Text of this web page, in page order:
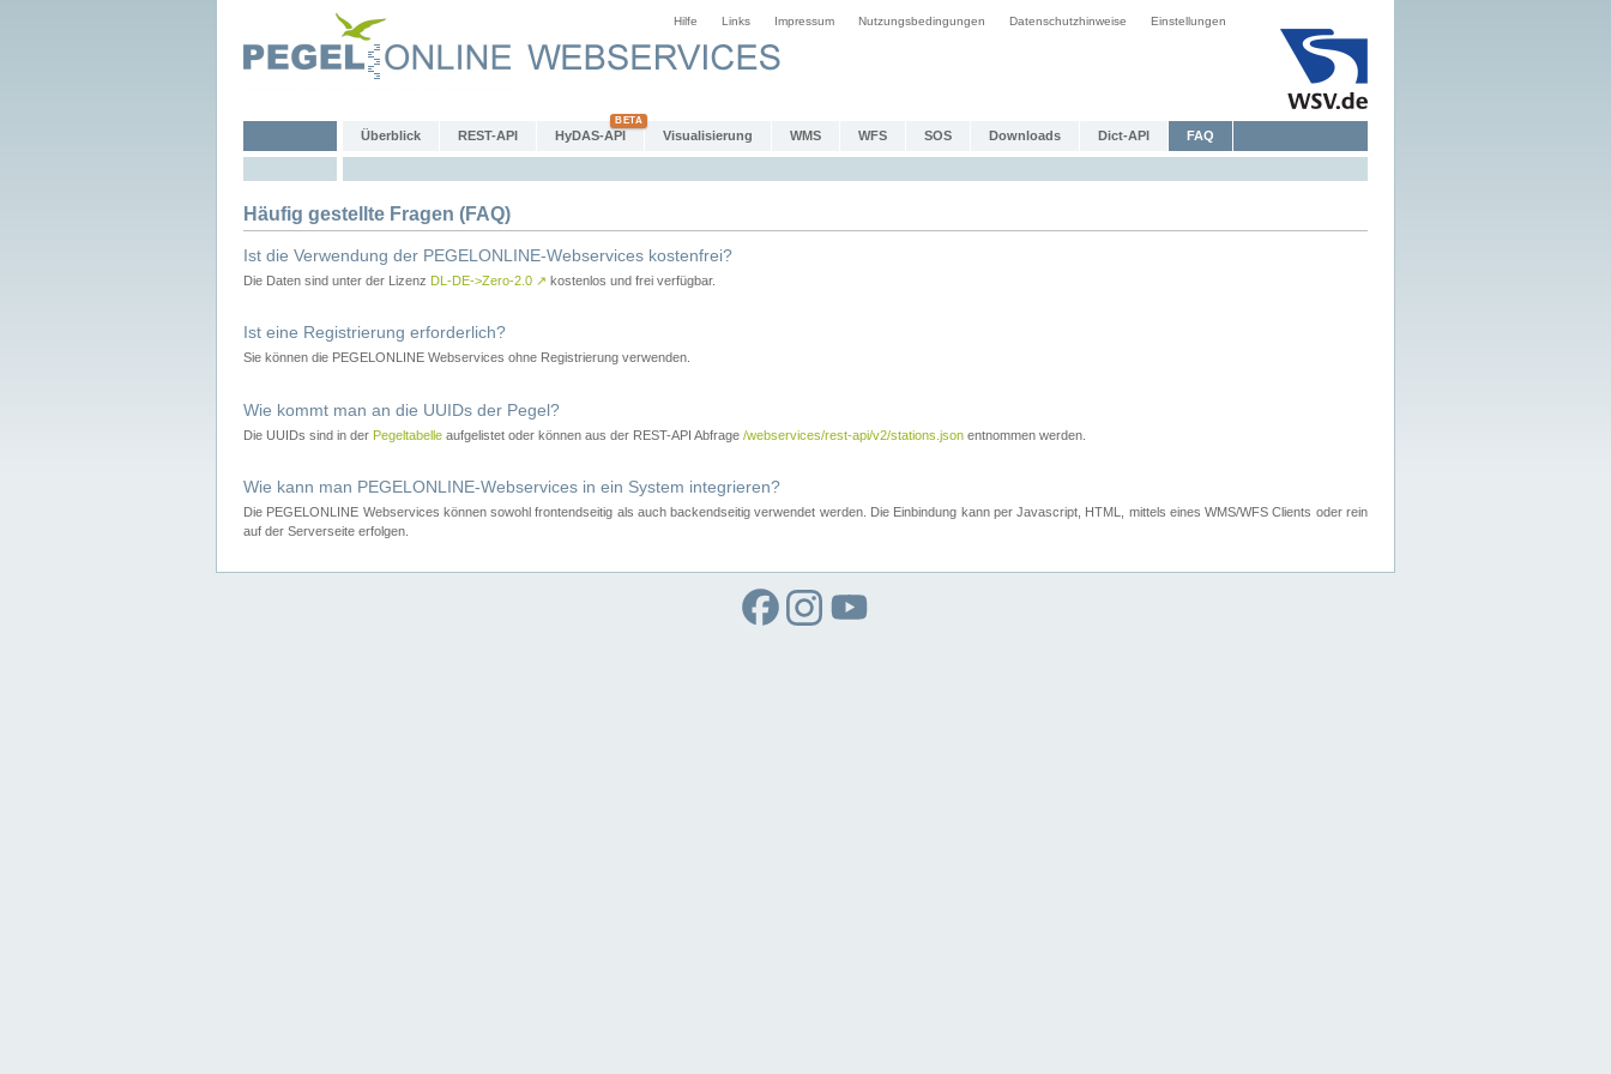
Hilfe Links Impressum Nutzungsbedingungen Datenschutzhinweise Einstellungen
Überblick REST-API HyDAS-API Visualisierung WMS WFS SOS Downloads Dict-API FAQ
Häufig gestellte Fragen (FAQ)
Ist die Verwendung der PEGELONLINE-Webservices kostenfrei?
Die Daten sind unter der Lizenz DL-DE->Zero-2.0 ↗ kostenlos und frei verfügbar.
Ist eine Registrierung erforderlich?
Sie können die PEGELONLINE Webservices ohne Registrierung verwenden.
Wie kommt man an die UUIDs der Pegel?
Die UUIDs sind in der Pegeltabelle aufgelistet oder können aus der REST-API Abfrage /webservices/rest-api/v2/stations.json entnommen werden.
Wie kann man PEGELONLINE-Webservices in ein System integrieren?
Die PEGELONLINE Webservices können sowohl frontendseitig als auch backendseitig verwendet werden. Die Einbindung kann per Javascript, HTML, mittels eines WMS/WFS Clients oder rein
auf der Serverseite erfolgen.